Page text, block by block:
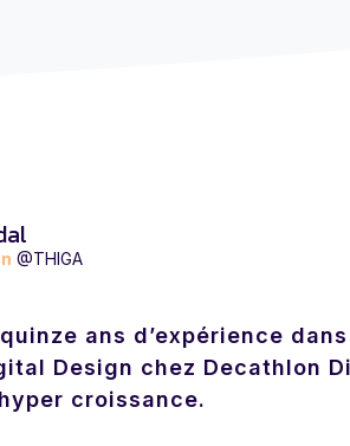
@THIGA
ans d’expérience
Design chez Decathlon
croissance.